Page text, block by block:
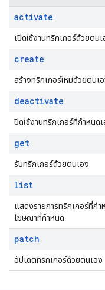
activate
เปิดใช้งานทริกเกอร์ด้วยตนเ
create
สร้างทริกเกอร์ใหม่ด้วยตนเ
deactivate
ปิดใช้งานทริกเกอร์ที่กําหนด
get
รับทริกเกอร์ด้วยตนเอง
list
แสดงรายการทริกเกอร์ที่กำ
โฆษณาที่กำหนด
patch
อัปเดตทริกเกอร์ด้วยตนเอง